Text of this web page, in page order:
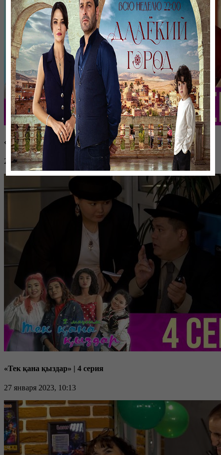
«Тек қана қыздар» | 3 серия
27 января 2023, 10:12
«Тек қана қыздар» | 4 серия
27 января 2023, 10:13